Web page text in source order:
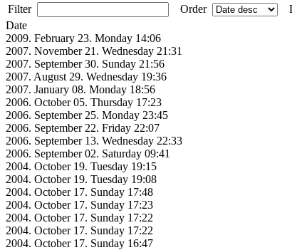
Filter
Order
Date
2009. February 23. Monday 14:06
2007. November 21. Wednesday 21:31
2007. September 30. Sunday 21:56
2007. August 29. Wednesday 19:36
2007. January 08. Monday 18:56
2006. October 05. Thursday 17:23
2006. September 25. Monday 23:45
2006. September 22. Friday 22:07
2006. September 13. Wednesday 22:33
2006. September 02. Saturday 09:41
2004. October 19. Tuesday 19:15
2004. October 19. Tuesday 19:08
2004. October 17. Sunday 17:48
2004. October 17. Sunday 17:23
2004. October 17. Sunday 17:22
2004. October 17. Sunday 17:22
2004. October 17. Sunday 16:47